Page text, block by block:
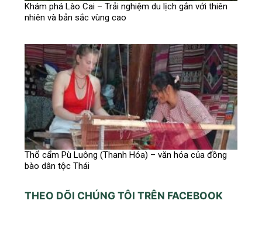
Khám phá Lào Cai – Trải nghiệm du lịch gắn với thiên
nhiên và bản sắc vùng cao
Thổ cẩm Pù Luông (Thanh Hóa) – văn hóa của đồng
bào dân tộc Thái
THEO DÕI CHÚNG TÔI TRÊN FACEBOOK